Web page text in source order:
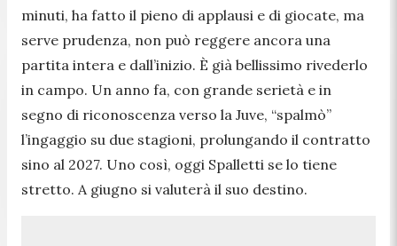
minuti, ha fatto il pieno di applausi e di giocate, ma
serve prudenza, non può reggere ancora una
partita intera e dall’inizio. È già bellissimo rivederlo
in campo. Un anno fa, con grande serietà e in
segno di riconoscenza verso la Juve, “spalmò”
l’ingaggio su due stagioni, prolungando il contratto
sino al 2027. Uno così, oggi Spalletti se lo tiene
stretto. A giugno si valuterà il suo destino.